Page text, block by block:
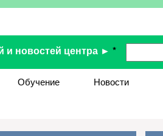
и новостей центра ► *
Обучение Новости